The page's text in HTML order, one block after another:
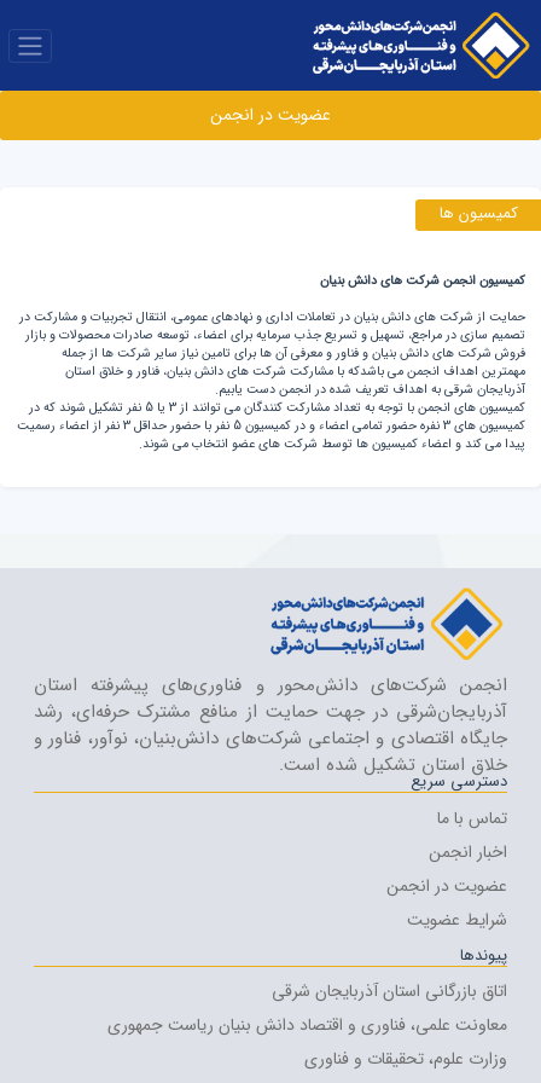
عضویت در انجمن
کمیسیون ها
کمیسیون انجمن شرکت های دانش بنیان
حمایت از شرکت های دانش بنیان در تعاملات اداری و نهادهای عمومی، انتقال تجربیات و مشارکت در
تصمیم سازی در مراجع، تسهیل و تسریع جذب سرمایه برای اعضاء، توسعه صادرات محصولات و بازار
فروش شرکت های دانش بنیان و فناور و معرفی آن ها برای تامین نیاز سایر شرکت ها از جمله
مهمترین اهداف انجمن می باشدکه با مشارکت شرکت های دانش بنیان، فناور و خلاق استان
آذربایجان شرقی به اهداف تعریف شده در انجمن دست یابیم.
کمیسیون های انجمن با توجه به تعداد مشارکت کنندگان می توانند از 3 یا 5 نفر تشکیل شوند که در
کمیسیون های 3 نفره حضور تمامی اعضاء و در کمیسیون 5 نفر با حضور حداقل 3 نفر از اعضاء رسمیت
پیدا می کند و اعضاء کمیسیون ها توسط شرکت های عضو انتخاب می شوند.
انجمن شرکت‌های دانش‌محور و فناوری‌های پیشرفته استان
آذربایجان‌شرقی در جهت حمایت از منافع مشترک حرفه‌ای، رشد
جایگاه اقتصادی و اجتماعی شرکت‌های دانش‌بنیان، نوآور، فناور و
خلاق استان تشکیل شده است.
دسترسی سریع
تماس با ما
اخبار انجمن
عضویت در انجمن
شرایط عضویت
پیوندها
اتاق بازرگانی استان آذربایجان شرقی
معاونت علمی، فناوری و اقتصاد دانش بنیان ریاست جمهوری
وزارت علوم، تحقیقات و فناوری